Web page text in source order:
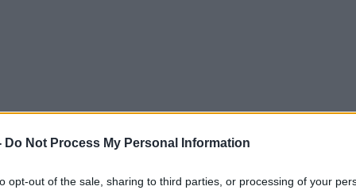
Do Not Process My Personal Information
opt-out of the sale, sharing to third parties, or processing of your